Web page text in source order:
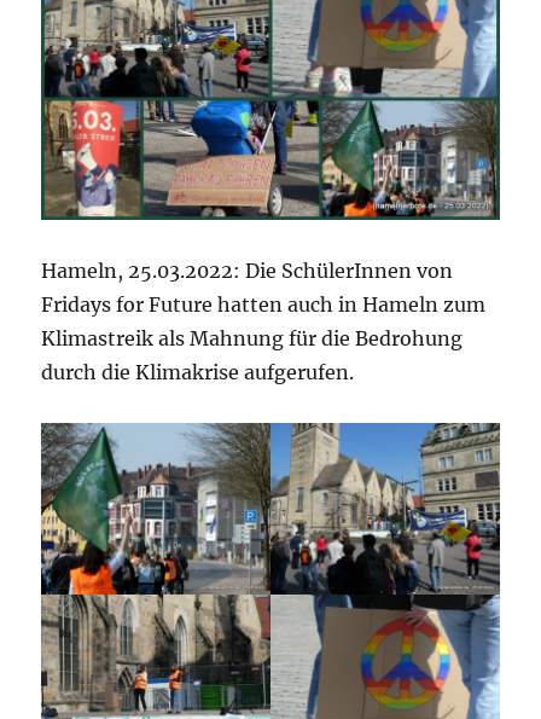
Hameln, 25.03.2022: Die SchülerInnen von
Fridays for Future hatten auch in Hameln zum
Klimastreik als Mahnung für die Bedrohung
durch die Klimakrise aufgerufen.